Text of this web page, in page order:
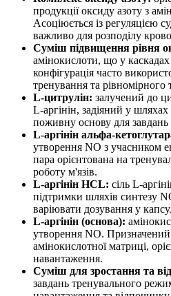
продукції оксиду азоту з
Асоціюється із регуляцією
важливо для розподілу
Суміш підвищення рівня
амінокислоти, що у
конфігурація часто
тренування та рівномірного
L-цитрулін: залучений до
L-аргінін, задіяний у
поживну основу для завдань
L-аргінін альфа-
утворення NO з учасником
пара орієнтована на
роботу м'язів.
L-аргінін HCL: сіль L-
підтримки шляхів синтезу
варіювати дозування у
L-аргінін (основа):
утворення NO.
амінокислотної матриці,
навантаження.
Суміш для зростання та
завдань тренувального